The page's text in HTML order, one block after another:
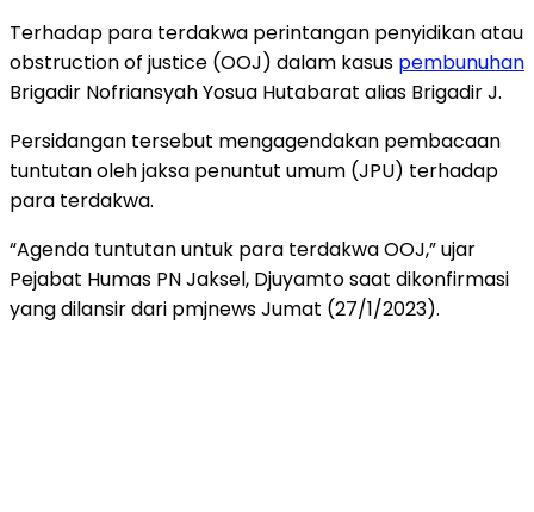
Terhadap para terdakwa perintangan penyidikan atau
obstruction of justice (OOJ) dalam kasus pembunuhan
Brigadir Nofriansyah Yosua Hutabarat alias Brigadir J.
Persidangan tersebut mengagendakan pembacaan
tuntutan oleh jaksa penuntut umum (JPU) terhadap
para terdakwa.
“Agenda tuntutan untuk para terdakwa OOJ,” ujar
Pejabat Humas PN Jaksel, Djuyamto saat dikonfirmasi
yang dilansir dari pmjnews Jumat (27/1/2023).